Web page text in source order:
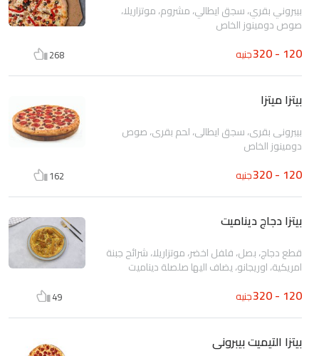
بيبروني بقري، سجق ايطالي، مشروم، موتزاريلا،
صوص دومينوز الخاص
120 - 320 جنيه 268
بيتزا ميتزا
بيبرونى بقرى، سجق ايطالى، لحم بقرى، صوص
دومينوز الخاص
120 - 320 جنيه 162
بيتزا دجاج ديناميت
قطع دجاج، بصل، فلفل اخضر، موتزاريلا، شرائح جبنة
امريكية، اوريجانو، يضاف اليها صلصلة ديناميت
120 - 320 جنيه 49
بيتزا التيميت بيبرونى